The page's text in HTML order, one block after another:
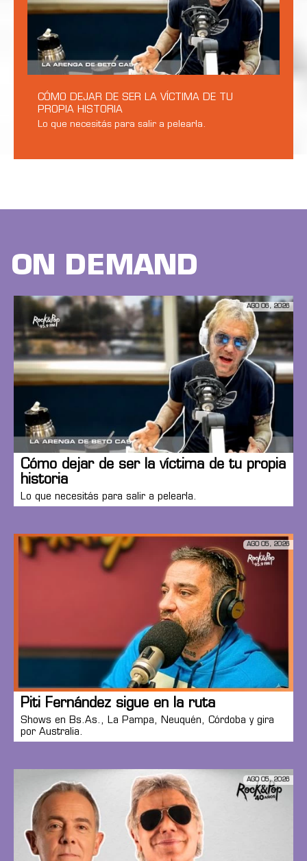
CÓMO DEJAR DE SER LA VÍCTIMA DE TU
PROPIA HISTORIA
Lo que necesitás para salir a pelearla.
ON DEMAND
AGO 06, 2026
Cómo dejar de ser la víctima de tu propia
historia
Lo que necesitás para salir a pelearla.
AGO 05, 2026
Piti Fernández sigue en la ruta
Shows en Bs.As., La Pampa, Neuquén, Córdoba y gira
por Australia.
AGO 05, 2026